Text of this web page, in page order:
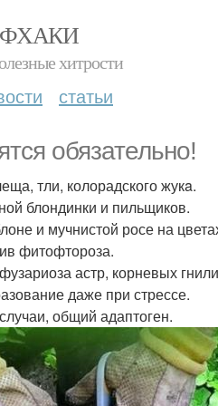
хитрости
статьи
обязательно!
тли, колорадского жукa.
блондинки и пильщиков.
и мучнистой росе на
фитофтороза.
астр, корневых
даже при стрессе.
общий адаптоген.